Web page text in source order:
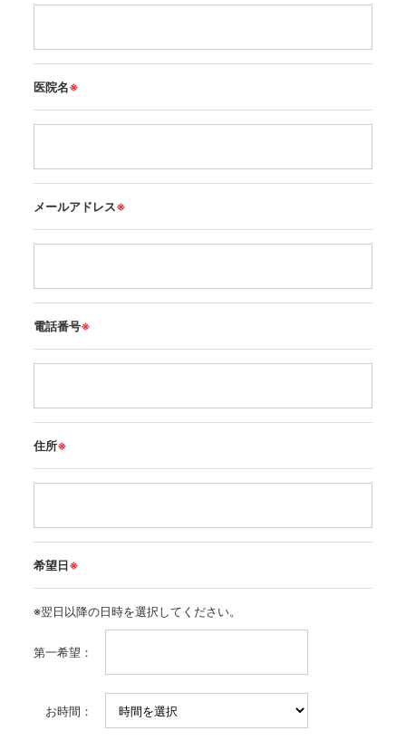
医院名※
メールアドレス※
電話番号※
住所※
希望日※
※翌日以降の日時を選択してください。
第一希望：
お時間：